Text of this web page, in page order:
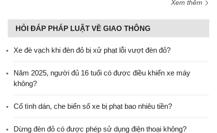
Xem thêm
HỎI ĐÁP PHÁP LUẬT VỀ GIAO THÔNG
Xe đè vạch khi đèn đỏ bị xử phạt lỗi vượt đèn đỏ?
Năm 2025, người đủ 16 tuổi có được điều khiển xe máy
không?
Cố tình dán, che biển số xe bị phạt bao nhiêu tiền?
Dừng đèn đỏ có được phép sử dụng điện thoại không?